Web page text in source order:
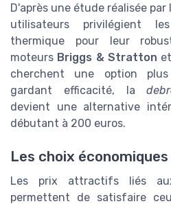
D'après une étude réalisée par
utilisateurs privilégient
thermique pour leur
moteurs Briggs & Stratton
cherchent une option
gardant efficacité, la
devient une alternative
débutant à 200 euros.
Les choix économiques
Les prix attractifs liés
permettent de satisfaire